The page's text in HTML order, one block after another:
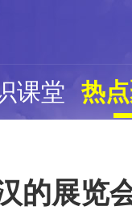
课堂 热
的展览